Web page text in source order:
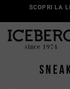
SCOPRI LA